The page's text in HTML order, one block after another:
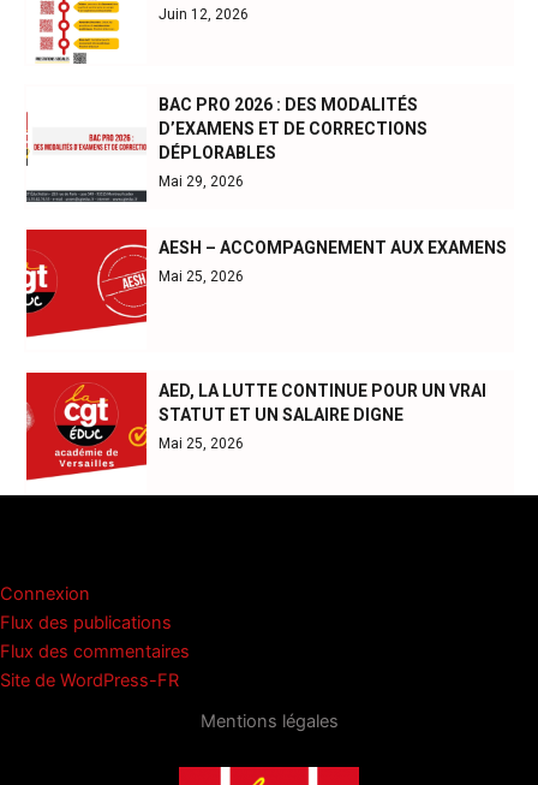
Juin 12, 2026
BAC PRO 2026 : DES MODALITÉS
D’EXAMENS ET DE CORRECTIONS
DÉPLORABLES
Mai 29, 2026
AESH – ACCOMPAGNEMENT AUX EXAMENS
Mai 25, 2026
AED, LA LUTTE CONTINUE POUR UN VRAI
STATUT ET UN SALAIRE DIGNE
Mai 25, 2026
Connexion
Flux des publications
Flux des commentaires
Site de WordPress-FR
Mentions légales